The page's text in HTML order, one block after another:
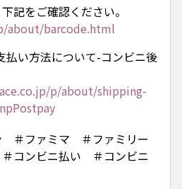
記をご確認ください。
about/barcode.html
払い方法について-コンビニ後
p/about/shipping-
＃ファミマ ＃ファミリー
コンビニ払い ＃コンビニ